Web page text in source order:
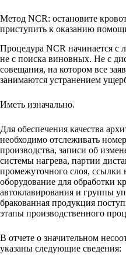
Метод NCR: остановите
приступить к оказанию
Процедура NCR начинается с
не с поиска виновных. Не с
совещания, на котором все
занимаются устранением
Иметь изначально.
Для обеспечения качества
необходимо отслеживать
производства, записи об
системы нагрева, партии
промежуточного слоя, ссылки
оборудование для обработки
автоклавирования и группы
бракованная продукция
этапы производственного
В отчете о значительном
указаны следующие сведения: